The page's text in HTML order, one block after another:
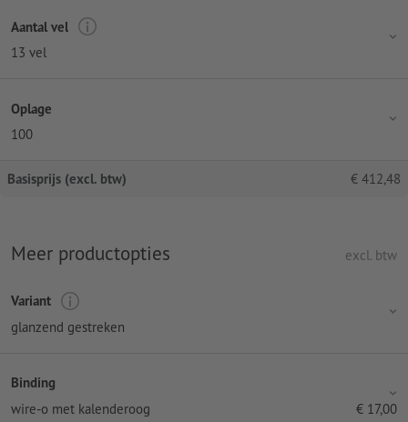
Aantal vel
13 vel
Oplage
100
Basisprijs (excl. btw) € 412,48
Meer productopties excl. btw
Variant
glanzend gestreken
Binding
wire-o met kalenderoog
€ 17,00